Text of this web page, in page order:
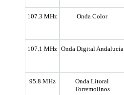
107.3 MHz Onda Color
107.1 MHz Onda Digital Andalucía
95.8 MHz
Onda Litoral
Torremolinos